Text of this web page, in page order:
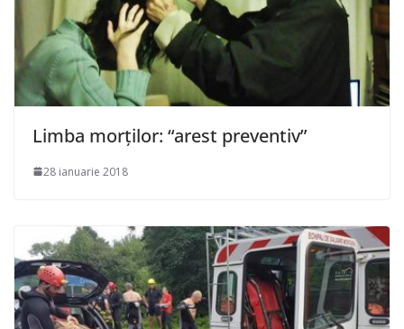
Limba morţilor: “arest preventiv”
28 ianuarie 2018